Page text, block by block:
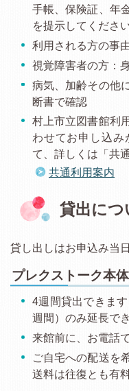
手帳、保険証、年
を提示してください
利用される方の事
視覚障害者の方：
病気、加齢その他
断書で確認
村上市立図書館利
わせてお申し込み
て、詳しくは「共
共通利用案内
貸出につ
貸し出しはお申込み当
プレクストーク本
4週間貸出できま
週間）のみ延長で
来館前に、お電話
ご自宅への配送を
送料は往復とも有